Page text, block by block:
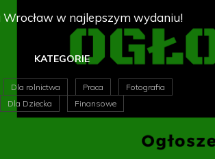
Wrocław w najlepszym wydaniu!
KATEGORIE
Dla rolnictwa Praca
Fotografia
Dla Dziecka
Finansowe